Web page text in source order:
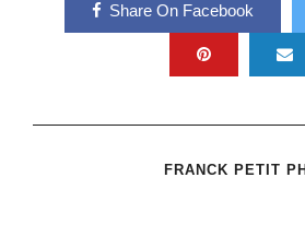
Share On Facebook
FRANCK PETIT